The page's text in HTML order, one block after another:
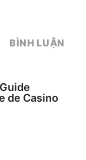
BÌNH LUẬN
de Casino